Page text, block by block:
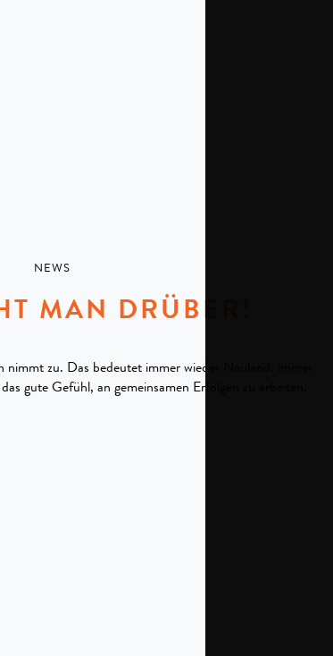
NEWS
MAN DRÜBER!
zu. Das bedeutet immer wieder Neuland, immer
gute Gefühl, an gemeinsamen Erfolgen zu arbeiten.